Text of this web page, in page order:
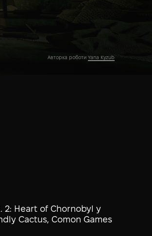
Авторка роботи Yana Kyzub
2: Heart of Chornobyl у
Cactus, Comon Games